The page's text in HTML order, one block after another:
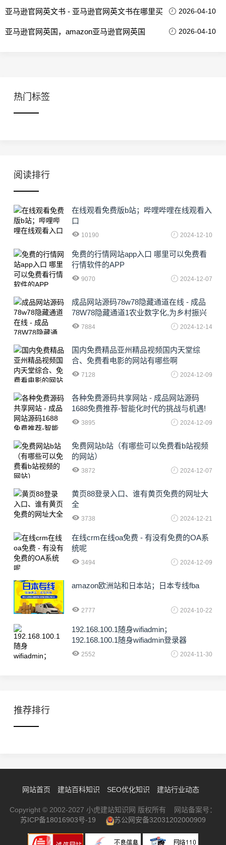
亚马逊官网英文书 - 亚马逊官网英文书在哪里买 2026-04-10
亚马逊官网英国，amazon亚马逊官网英国 2026-04-10
热门标签
阅读排行
在线观看免费版b站；哔哩哔哩在线观看入
口
10190 2024-12-10
免费的行情网站app入口 哪里可以免费看
行情软件的APP
9070 2024-12-07
成品网站源码78w78隐藏通道在线 - 成品
78W78隐藏通道1农业数字化,为乡村振兴
注入新动力
7884 2024-12-14
国内免费精品亚州精品视频国内天堂综
合、免费看电影的网站有哪些啊
7128 2024-12-09
各种免费源码共享网站 - 成品网站源码
1688免费推荐-智能化时代的挑战与机遇!
3895 2024-12-09
免费网站b站（有哪些可以免费看b站视频
的网站）
3872 2024-12-07
黄页88登录入口、谁有黄页免费的网址大
全
3738 2024-12-21
在线crm在线oa免费 - 有没有免费的OA系
统呢
3494 2024-12-09
amazon欧洲站和日本站；日本专线fba
2777 2024-10-22
192.168.100.1随身wifiadmin；
192.168.100.1随身wifiadmin登录器
2552 2024-11-30
推荐排行
网站首页 建站百科知识 SEO优化知识 建站行业动态
Copyright © 2002-2027 小虎建站知识网 版权所有 网站备案号：
苏ICP备18016903号-19
苏公网安备32031202000909